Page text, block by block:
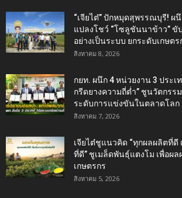
“เจียไต๋” ปักหมุดสุพรรณบุรี! ผนึ
แปลงโชว์ “โซลูชันนาข้าว” ขั
อย่างเป็นระบบ ยกระดับเกษตร
สิงหาคม 8, 2026
กยท. ผนึก 4 หน่วยงาน 3 ประเ
กรีดยางความถี่ต่ำ” ชูนวัตกรร
ระดับการแข่งขันในตลาดโลก
สิงหาคม 7, 2026
เจียไต๋ชูแนวคิด “ทุกผลผลิตที่ดี
ที่ดี” ชูเมล็ดพันธุ์แตงโม เพื่อผ
เกษตรกร
สิงหาคม 5, 2026